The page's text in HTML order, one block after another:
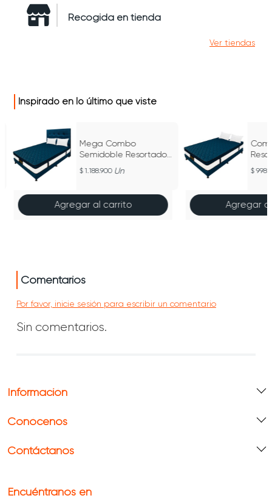
Recogida en tienda
Ver tiendas
Inspirado en lo último que viste
Mega Combo
Semidoble Resortado
Dublín Azul 120 cm x
190 cm
1.188.900 Un
Agregar al carrito
140
Agregar
Comentarios
Por favor, inicie sesión para escribir un comentario
Sin comentarios.
Información
Conócenos
Contáctanos
Encuéntranos en